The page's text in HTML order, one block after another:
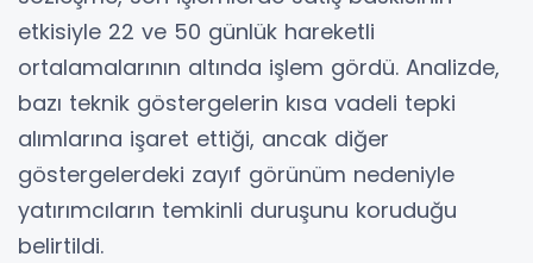
etkisiyle 22 ve 50 günlük hareketli
ortalamalarının altında işlem gördü. Analizde,
bazı teknik göstergelerin kısa vadeli tepki
alımlarına işaret ettiği, ancak diğer
göstergelerdeki zayıf görünüm nedeniyle
yatırımcıların temkinli duruşunu koruduğu
belirtildi.